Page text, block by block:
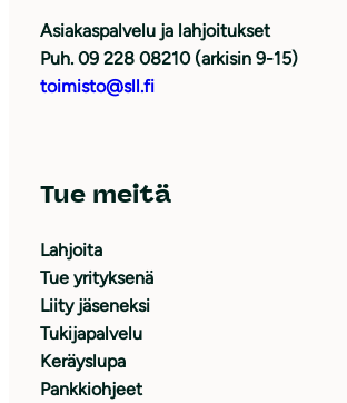
Asiakaspalvelu ja lahjoitukset
Puh. 09 228 08210 (arkisin 9-15)
toimisto@sll.fi
Tue meitä
Lahjoita
Tue yrityksenä
Liity jäseneksi
Tukijapalvelu
Keräyslupa
Pankkiohjeet